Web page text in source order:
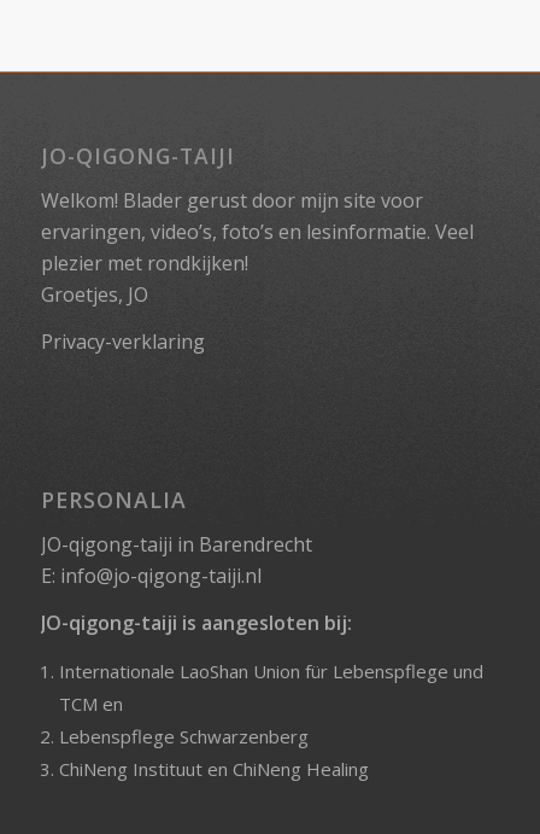
JO-QIGONG-TAIJI
Welkom! Blader gerust door mijn site voor
ervaringen, video’s, foto’s en lesinformatie. Veel
plezier met rondkijken!
Groetjes, JO
Privacy-verklaring
PERSONALIA
JO-qigong-taiji in Barendrecht
E: info@jo-qigong-taiji.nl
JO-qigong-taiji is aangesloten bij:
Internationale LaoShan Union für Lebenspflege und
TCM en
Lebenspflege Schwarzenberg
ChiNeng Instituuten ChiNeng Healing